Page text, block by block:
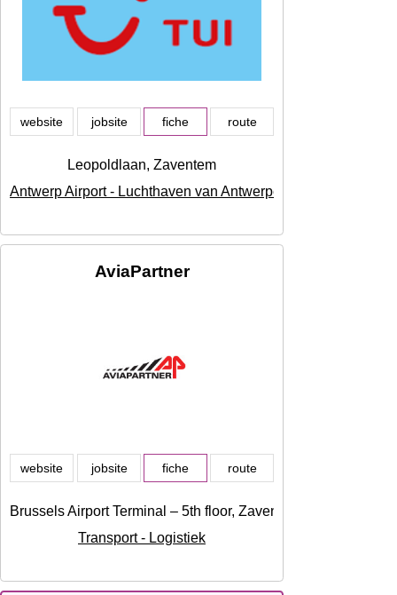
website jobsite fiche route
Leopoldlaan, Zaventem
Antwerp Airport - Luchthaven van Antwerpen
AviaPartner
website jobsite fiche route
Brussels Airport Terminal – 5th floor, Zaventem
Transport - Logistiek